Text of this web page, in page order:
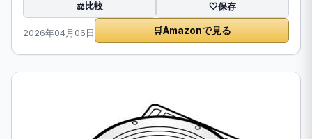
⚖️比較 🤍保存
2026年04月06日 🛒Amazonで見る